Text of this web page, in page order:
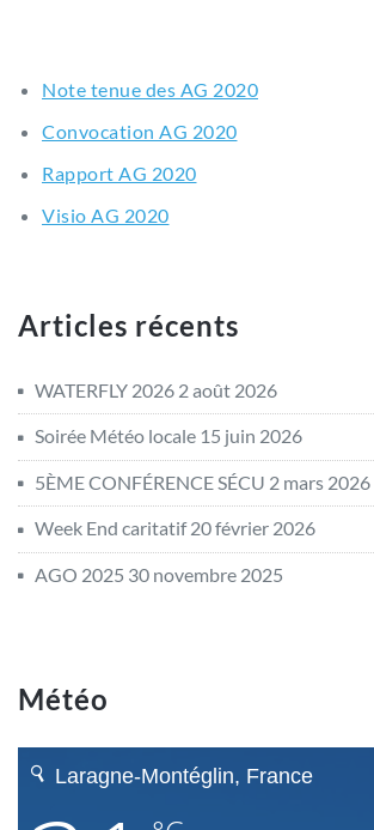
Note tenue des AG 2020
Convocation AG 2020
Rapport AG 2020
Visio AG 2020
Articles récents
WATERFLY 2026 2 août 2026
Soirée Météo locale 15 juin 2026
5ÈME CONFÉRENCE SÉCU 2 mars 2026
Week End caritatif 20 février 2026
AGO 2025 30 novembre 2025
Météo